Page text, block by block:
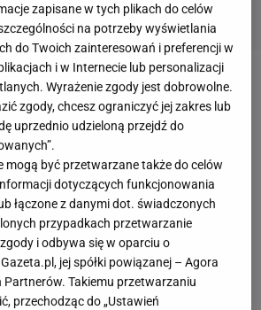
JagielloniaBiałystok, Pogoń
Polonia Warszawa
oraz Ruch Chorzów - Korona
cztery ćwierćfinały Pucharu Polski
które mają zostać rozegrane
bieżącego roku. To właśnie wtedy
które będą już tylko o krok
Narodowym w Warszawie (o ile
przedłuży umowę z tym obiektem
zapisane w tych plikach do celów
na potrzeby wyświetlania
do Twoich zainteresowań i preferencji w
i w Internecie lub personalizacji
Wyrażenie zgody jest dobrowolne.
zgody, chcesz ograniczyć jej zakres lub
uprzednio udzieloną przejdź do
mogą być przetwarzane także do celów
dotyczących funkcjonowania
łączone z danymi dot. świadczonych
przypadkach przetwarzanie
i odbywa się w oparciu o
jej spółki powiązanej – Agora
Partnerów. Takiemu przetwarzaniu
przechodząc do „Ustawień